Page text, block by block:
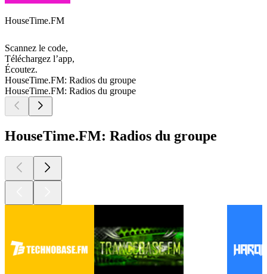
HouseTime.FM
Scannez le code,
Téléchargez l’app,
Écoutez.
HouseTime.FM: Radios du groupe
HouseTime.FM: Radios du groupe
HouseTime.FM: Radios du groupe